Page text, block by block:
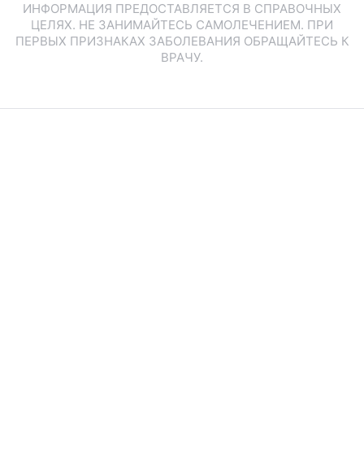
ИНФОРМАЦИЯ ПРЕДОСТАВЛЯЕТСЯ В СПРАВОЧНЫХ
ЦЕЛЯХ. НЕ ЗАНИМАЙТЕСЬ САМОЛЕЧЕНИЕМ. ПРИ
ПЕРВЫХ ПРИЗНАКАХ ЗАБОЛЕВАНИЯ ОБРАЩАЙТЕСЬ К
ВРАЧУ.